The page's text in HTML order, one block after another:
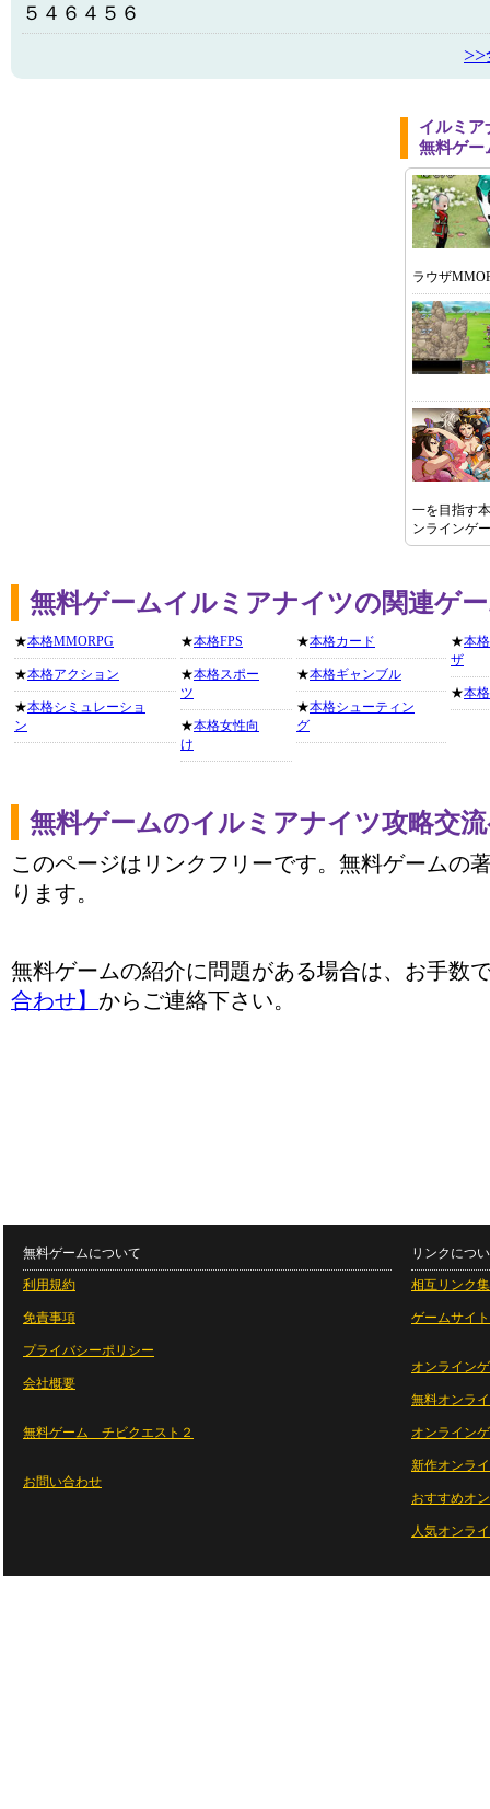
５４６４５６
イルミア
無料ゲー
ラウザ
一を目指す
ンラインゲ
無料ゲームイルミアナイツの関連ゲ
★本格MMORPG
★本格アクション
★本格シミュレーショ
ン
★本格FPS
★本格スポー
ツ
★本格女性向
け
★本格カード
★本格ギャンブル
★本格シューティン
グ
★本
ザ
★本
無料ゲームのイルミアナイツ攻略交
このページはリンクフリーです。無料ゲームの
ります。
無料ゲームの紹介に問題がある場合は、お手数
合わせ】 からご連絡下さい。
無料ゲームについて
利用規約
免責事項
プライバシーポリシー
会社概要
無料ゲーム チビクエスト２
お問い合わせ
リンクにつ
相互リンク集
ゲームサイ
オンライン
無料オンラ
オンライン
新作オンラ
おすすめオ
人気オンラ